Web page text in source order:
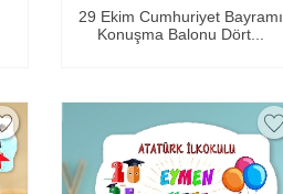
29 Ekim Cumhuriyet Bayramı
Konuşma Balonu Dört...